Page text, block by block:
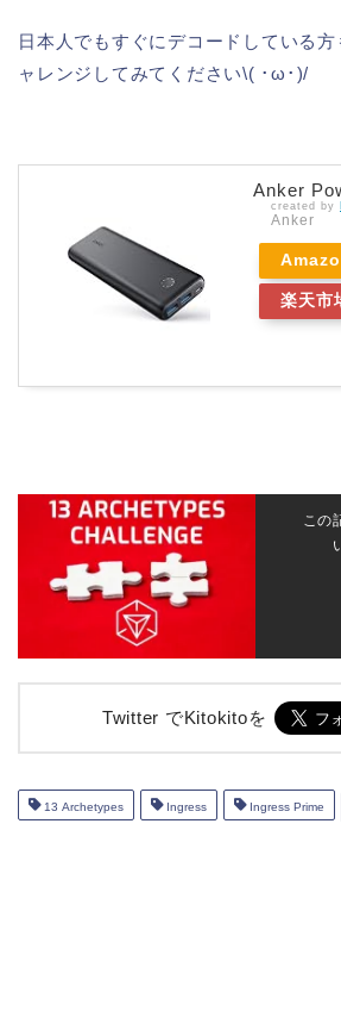
日本人でもすぐにデコードしている
ャレンジしてみてください\( ･ω･)/
Anker
created by
Anker
楽天市
この
Twitter でKitokitoを
13 Archetypes Ingress Ingress Prime